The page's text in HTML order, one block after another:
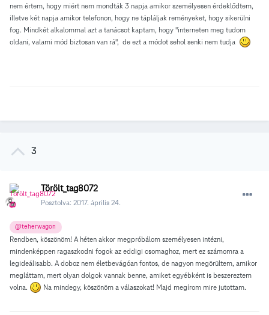
nem értem, hogy miért nem mondták 3 napja amikor személyesen érdeklődtem,
illetve két napja amikor telefonon, hogy ne tápláljak reményeket, hogy sikerülni
fog. Mindkét alkalommal azt a tanácsot kaptam, hogy "interneten meg tudom
oldani, valami mód biztosan van rá", de ezt a módot sehol senki nem tudja
3
Törölt_tag8072
Posztolva: 2017. április 24.
@teherwagon
Rendben, köszönöm! A héten akkor megpróbálom személyesen intézni,
mindenképpen ragaszkodni fogok az eddigi csomaghoz, mert ez számomra a
legideálisabb. A doboz nem életbevágóan fontos, de nagyon megörültem, amikor
megláttam, mert olyan dolgok vannak benne, amiket egyébként is beszereztem
volna.
Na mindegy, köszönöm a válaszokat! Majd megírom mire jutottam.